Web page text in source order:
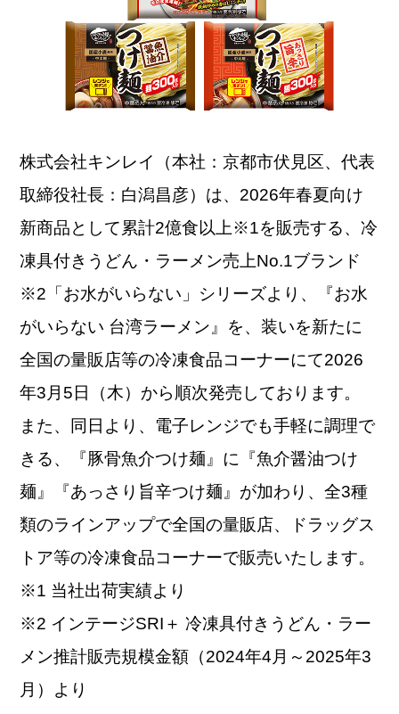
株式会社キンレイ（本社：京都市伏見区、代表
取締役社長：白潟昌彦）は、2026年春夏向け
新商品として累計2億食以上※1を販売する、冷
凍具付きうどん・ラーメン売上No.1ブランド
※2「お水がいらない」シリーズより、『お水
がいらない 台湾ラーメン』を、装いを新たに
全国の量販店等の冷凍食品コーナーにて2026
年3月5日（木）から順次発売しております。
また、同日より、電子レンジでも手軽に調理で
きる、『豚骨魚介つけ麺』に『魚介醤油つけ
麺』『あっさり旨辛つけ麺』が加わり、全3種
類のラインアップで全国の量販店、ドラッグス
トア等の冷凍食品コーナーで販売いたします。
※1 当社出荷実績より
※2 インテージSRI＋ 冷凍具付きうどん・ラー
メン推計販売規模金額（2024年4月～2025年3
月）より